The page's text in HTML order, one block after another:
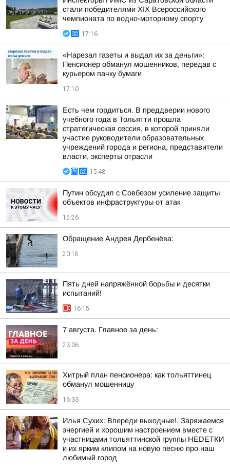
стали победителями XIX Всероссийского
чемпионата по водно-моторному спорту
17:16
«Нарезал газеты и выдал их за деньги»:
Пенсионер обманул мошенников, передав с
курьером пачку бумаги
17:10
Есть чем гордиться. В преддверии нового
учебного года в Тольятти прошла
стратегическая сессия, в которой приняли
участие руководители образовательных
учреждений города и региона, представители
власти, эксперты отрасли
15:48
Путин обсудил с Совбезом усиление защиты
объектов инфраструктуры от атак
15:26
Обращение Андрея Дербенёва:
20:18
Пять дней напряжённой борьбы и десятки
испытаний!
16:15
7 августа. Главное за день:
23:06
Хитрый план пенсионера: как тольяттинец
обманул мошенницу
16:33
Илья Сухих: Впереди выходные!. Заряжаемся
энергией и хорошим настроением вместе с
участницами тольяттинской группы НЕDЕТКИ
и их ярким клипом на новую песню про наш
любимый город